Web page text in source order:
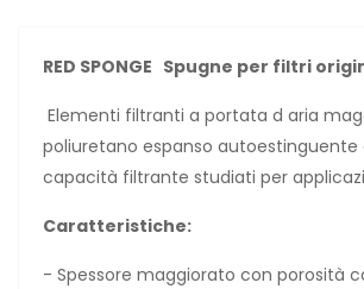
RED SPONGE Spugne per filtri
Elementi filtranti a portata d aria
poliuretano espanso autoestinguente
capacità filtrante studiati per
Caratteristiche:
- Spessore maggiorato con porosità